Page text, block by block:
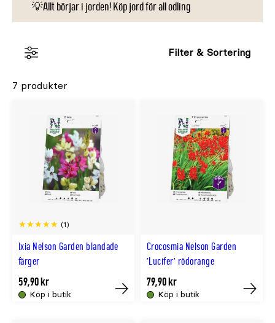
💡Allt börjar i jorden! Köp jord för all odling
Filter & Sortering
7 produkter
Ixia Nelson Garden blandade
färger
(1)
Köp i butik
59,90 kr
Tillfälligt
Crocosmia Nelson Garden
'Lucifer' rödorange
Köp i butik
79,90 kr